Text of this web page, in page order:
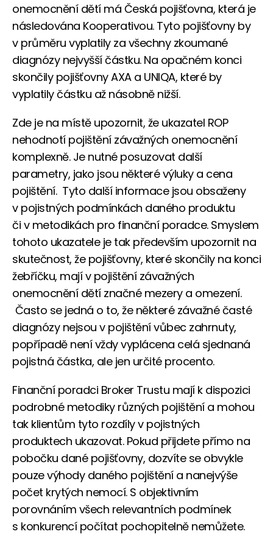
onemocnění dětí má Česká pojišťovna, která je
následována Kooperativou. Tyto pojišťovny by
v průměru vyplatily za všechny zkoumané
diagnózy nejvyšší částku. Na opačném konci
skončily pojišťovny AXA a UNIQA, které by
vyplatily částku až násobně nižší.
Zde je na místě upozornit, že ukazatel ROP
nehodnotí pojištění závažných onemocnění
komplexně. Je nutné posuzovat další
parametry, jako jsou některé výluky a cena
pojištění. Tyto další informace jsou obsaženy
v pojistných podmínkách daného produktu
či v metodikách pro finanční poradce. Smyslem
tohoto ukazatele je tak především upozornit na
skutečnost, že pojišťovny, které skončily na konci
žebříčku, mají v pojištění závažných
onemocnění dětí značné mezery a omezení.
Často se jedná o to, že některé závažné časté
diagnózy nejsou v pojištění vůbec zahrnuty,
popřípadě není vždy vyplácena celá sjednaná
pojistná částka, ale jen určité procento.
Finanční poradci Broker Trustu mají k dispozici
podrobné metodiky různých pojištění a mohou
tak klientům tyto rozdíly v pojistných
produktech ukazovat. Pokud přijdete přímo na
pobočku dané pojišťovny, dozvíte se obvykle
pouze výhody daného pojištění a nanejvýše
počet krytých nemocí. S objektivním
porovnáním všech relevantních podmínek
s konkurencí počítat pochopitelně nemůžete.